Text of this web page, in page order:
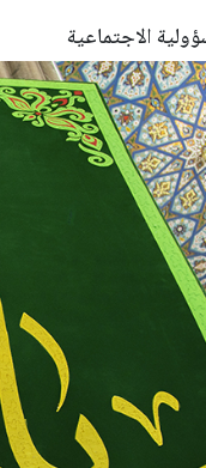
الاجتماعية